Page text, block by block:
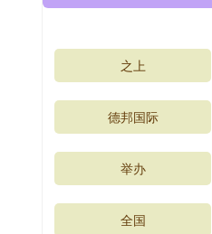
之上
德邦国际
举办
全国